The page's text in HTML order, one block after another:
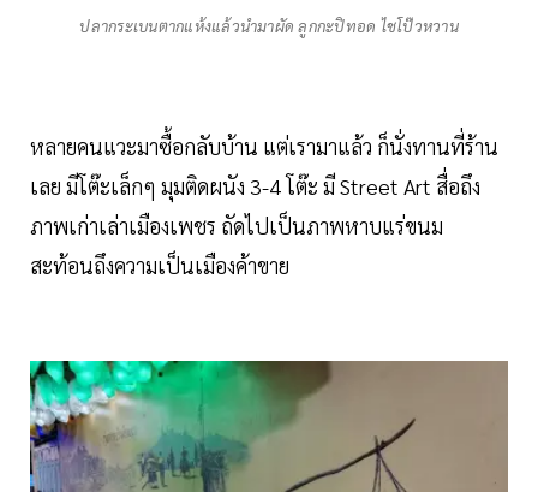
ปลากระเบนตากแห้งแล้วนำมาผัด ลูกกะปิทอด ไชโป๊วหวาน
หลายคนแวะมาซื้อกลับบ้าน แต่เรามาแล้ว ก็นั่งทานที่ร้าน
เลย มีโต๊ะเล็กๆ มุมติดผนัง 3-4 โต๊ะ มี Street Art สื่อถึง
ภาพเก่าเล่าเมืองเพชร ถัดไปเป็นภาพหาบแร่ขนม
สะท้อนถึงความเป็นเมืองค้าขาย